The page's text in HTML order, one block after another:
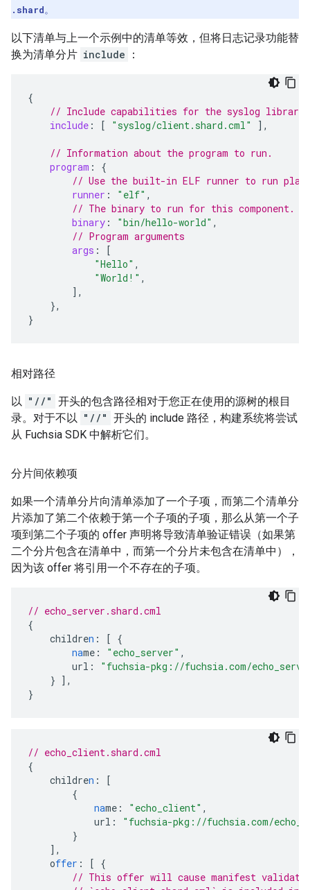
.shard。
以下清单与上一个示例中的清单等效，但将日志记录功能替
换为清单分片 include ：
{
// Include capabilities for the syslog library
include : [ "syslog/client.shard.cml" ],
// Information about the program to run.
program :
{
// Use the built-in ELF runner to run
runner : "elf" ,
// The binary to run for this component.
binary : "bin/hello-world" ,
// Program arguments
args :
[
"Hello" ,
"World!" ,
],
},
}
相对路径
以 "//" 开头的包含路径相对于您正在使用的源树的根目
录。对于不以 "//" 开头的 include 路径，构建系统将尝试
从 Fuchsia SDK 中解析它们。
分片间依赖项
如果一个清单分片向清单添加了一个子项，而第二个清单分
片添加了第二个依赖于第一个子项的子项，那么从第一个子
项到第二个子项的 offer 声明将导致清单验证错误（如果第
二个分片包含在清单中，而第一个分片未包含在清单中），
因为该 offer 将引用一个不存在的子项。
// echo_server.shard.cml
{
children : [ {
name : "echo_server" ,
url :
"fuchsia-pkg://fuchsia.com/
} ],
}
// echo_client.shard.cml
{
children :
[
{
name : "echo_client" ,
url :
"fuchsia-pkg://fuchsia.com/
}
],
offer : [ {
// This offer will cause manifest